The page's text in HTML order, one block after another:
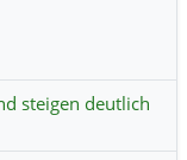
steigen deutlich